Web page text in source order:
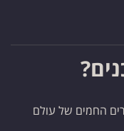
החמים של עולם